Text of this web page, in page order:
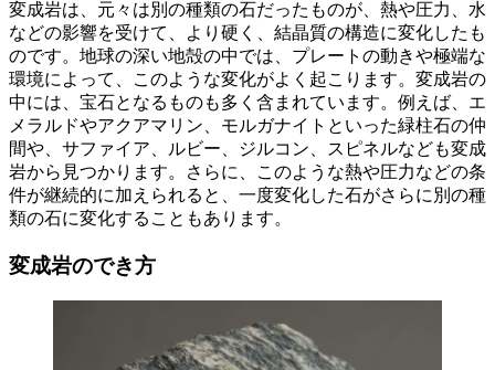
変成岩は、元々は別の種類の石だったものが、熱や圧力、水
などの影響を受けて、より硬く、結晶質の構造に変化したも
のです。地球の深い地殻の中では、プレートの動きや極端な
環境によって、このような変化がよく起こります。変成岩の
中には、宝石となるものも多く含まれています。例えば、エ
メラルドやアクアマリン、モルガナイトといった緑柱石の仲
間や、サファイア、ルビー、ジルコン、スピネルなども変成
岩から見つかります。さらに、このような熱や圧力などの条
件が継続的に加えられると、一度変化した石がさらに別の種
類の石に変化することもあります。
変成岩のでき方